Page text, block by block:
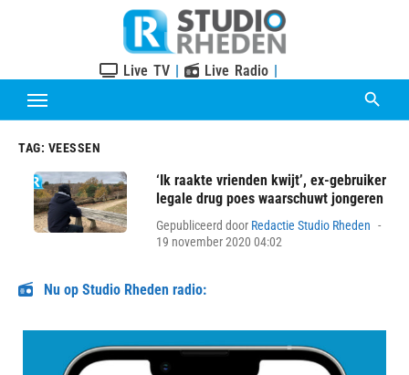
Live TV | Live Radio |
TAG: VEESSEN
‘Ik raakte vrienden kwijt’, ex-gebruiker
legale drug poes waarschuwt jongeren
Gepubliceerd door Redactie Studio Rheden
19 november 2020 04:02
Nu op Studio Rheden radio: